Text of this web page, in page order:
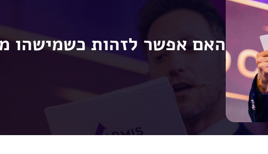
האם אפשר לזהות כשמישהו